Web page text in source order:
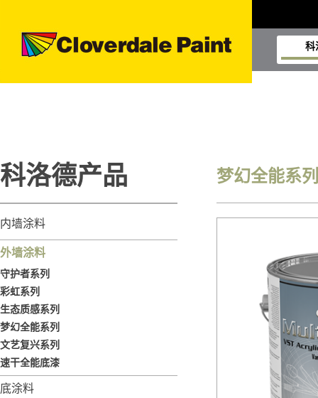
科
梦幻全能系列
科洛德产品
内墙涂料
外墙涂料
守护者系列
彩虹系列
生态质感系列
梦幻全能系列
文艺复兴系列
速干全能底漆
底涂料